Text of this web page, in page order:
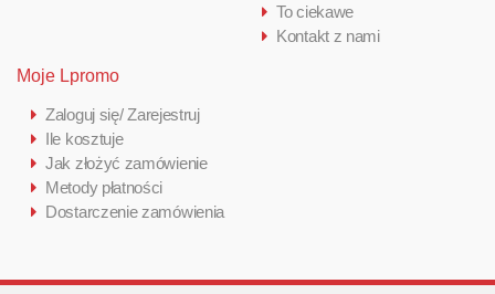
To ciekawe
Kontakt z nami
Moje Lpromo
Zaloguj się/ Zarejestruj
Ile kosztuje
Jak złożyć zamówienie
Metody płatności
Dostarczenie zamówienia